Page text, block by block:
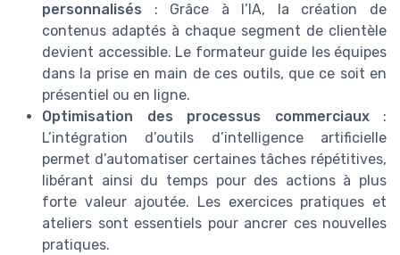
personnalisés : Grâce à l’IA, la création de
contenus adaptés à chaque segment de clientèle
devient accessible. Le formateur guide les équipes
dans la prise en main de ces outils, que ce soit en
présentiel ou en ligne.
Optimisation des processus commerciaux:
L’intégration d’outils d’intelligence artificielle
permet d’automatiser certaines tâches répétitives,
libérant ainsi du temps pour des actions à plus
forte valeur ajoutée. Les exercices pratiques et
ateliers sont essentiels pour ancrer ces nouvelles
pratiques.